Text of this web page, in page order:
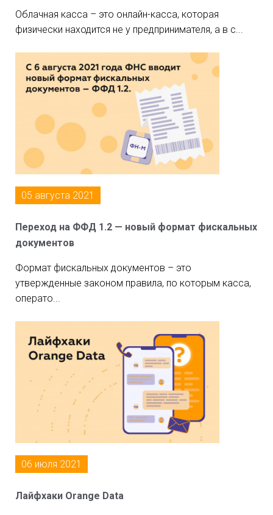
Облачная касса – это онлайн-касса, которая
физически находится не у предпринимателя, а в с...
05 августа 2021
Переход на ФФД 1.2 — новый формат фискальных
документов
Формат фискальных документов – это
утвержденные законом правила, по которым касса,
операто...
06 июля 2021
Лайфхаки Orange Data